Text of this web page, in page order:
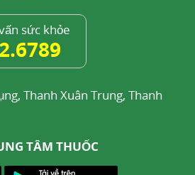
sức khỏe
Thanh Xuân Trung, Thanh
TÂM THUỐC